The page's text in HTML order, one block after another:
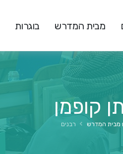
מבית המדרש בוגרות
קופמן
מבית המדרש רבנים